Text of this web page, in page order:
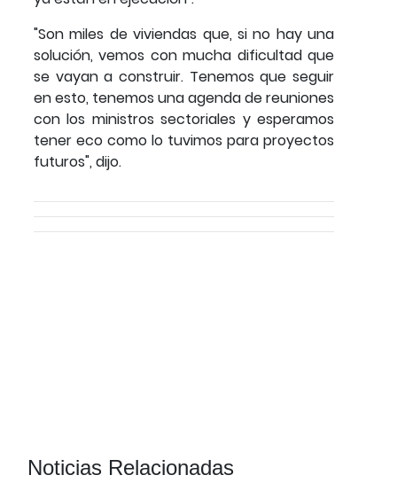
"Son miles de viviendas que, si no hay una
solución, vemos con mucha dificultad que
se vayan a construir. Tenemos que seguir
en esto, tenemos una agenda de reuniones
con los ministros sectoriales y esperamos
tener eco como lo tuvimos para proyectos
futuros", dijo.
Noticias Relacionadas